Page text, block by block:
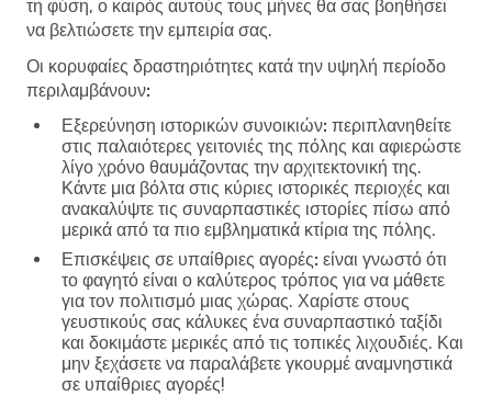
τη φύση, ο καιρός αυτούς τους μήνες θα σας βοηθήσει
να βελτιώσετε την εμπειρία σας.
Οι κορυφαίες δραστηριότητες κατά την υψηλή περίοδο
περιλαμβάνουν:
Εξερεύνηση ιστορικών συνοικιών: περιπλανηθείτε
στις παλαιότερες γειτονιές της πόλης και αφιερώστε
λίγο χρόνο θαυμάζοντας την αρχιτεκτονική της.
Κάντε μια βόλτα στις κύριες ιστορικές περιοχές και
ανακαλύψτε τις συναρπαστικές ιστορίες πίσω από
μερικά από τα πιο εμβληματικά κτίρια της πόλης.
Επισκέψεις σε υπαίθριες αγορές: είναι γνωστό ότι
το φαγητό είναι ο καλύτερος τρόπος για να μάθετε
για τον πολιτισμό μιας χώρας. Χαρίστε στους
γευστικούς σας κάλυκες ένα συναρπαστικό ταξίδι
και δοκιμάστε μερικές από τις τοπικές λιχουδιές. Και
μην ξεχάσετε να παραλάβετε γκουρμέ αναμνηστικά
σε υπαίθριες αγορές!